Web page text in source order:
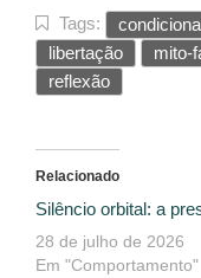
Tags:
libertação
mito-
reflexão
Relacionado
Silêncio orbital: a
28 de julho de 2026
Em "Comportamento"